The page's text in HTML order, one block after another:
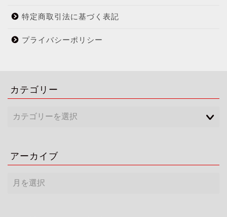
特定商取引法に基づく表記
プライバシーポリシー
カテゴリー
アーカイブ
ー